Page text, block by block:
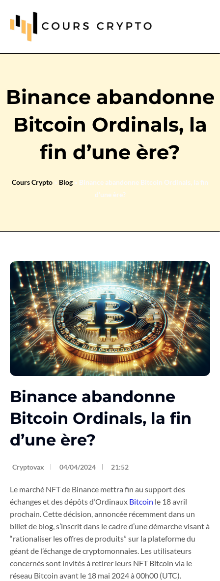
Binance abandonne
Bitcoin Ordinals, la
fin d’une ère?
Cours Crypto » Blog » Binance abandonne Bitcoin Ordinals, la fin
d’une ère?
Binance abandonne
Bitcoin Ordinals, la fin
d’une ère?
Cryptovax 04/04/2024 21:52
Le marché NFT de Binance mettra fin au support des
échanges et des dépôts d’Ordinaux Bitcoin le 18 avril
prochain. Cette décision, annoncée récemment dans un
billet de blog, s’inscrit dans le cadre d’une démarche visant à
“rationaliser les offres de produits” sur la plateforme du
géant de l’échange de cryptomonnaies. Les utilisateurs
concernés sont invités à retirer leurs NFT Bitcoin via le
réseau Bitcoin avant le 18 mai 2024 à 00h00 (UTC).